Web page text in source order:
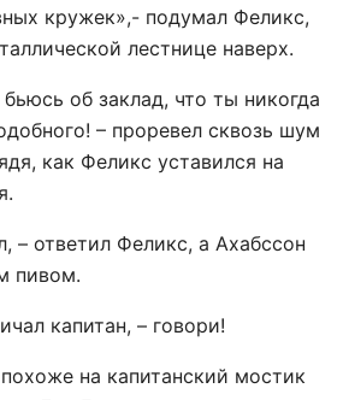
кружек»,- подумал Феликс,
лестнице наверх.
об заклад, что ты никогда
– проревел сквозь шум
как Феликс уставился на
– ответил Феликс, а Ахабссон
пивом.
капитан, – говори!
на капитанский мостик